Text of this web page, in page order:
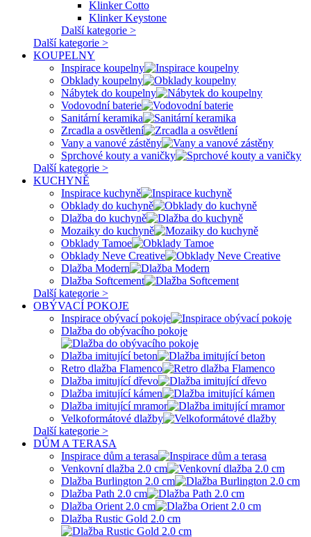
Klinker Cotto
Klinker Keystone
Další kategorie >
Další kategorie >
KOUPELNY
Inspirace koupelny
Obklady koupelny
Nábytek do koupelny
Vodovodní baterie
Sanitární keramika
Zrcadla a osvětlení
Vany a vanové zástěny
Sprchové kouty a vaničky
Další kategorie >
KUCHYNĚ
Inspirace kuchyně
Obklady do kuchyně
Dlažba do kuchyně
Mozaiky do kuchyně
Obklady Tamoe
Obklady Neve Creative
Dlažba Modern
Dlažba Softcement
Další kategorie >
OBÝVACÍ POKOJE
Inspirace obývací pokoje
Dlažba do obývacího pokoje
Dlažba imitující beton
Retro dlažba Flamenco
Dlažba imitující dřevo
Dlažba imitující kámen
Dlažba imitující mramor
Velkoformátové dlažby
Další kategorie >
DŮM A TERASA
Inspirace dům a terasa
Venkovní dlažba 2.0 cm
Dlažba Burlington 2.0 cm
Dlažba Path 2.0 cm
Dlažba Orient 2.0 cm
Dlažba Rustic Gold 2.0 cm